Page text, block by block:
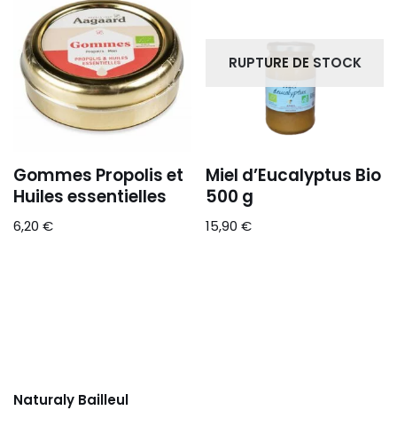
Gommes Propolis et
Huiles essentielles
6,20 €
RUPTURE DE STOCK
Miel d’Eucalyptus Bio
500 g
15,90€
Naturaly Bailleul